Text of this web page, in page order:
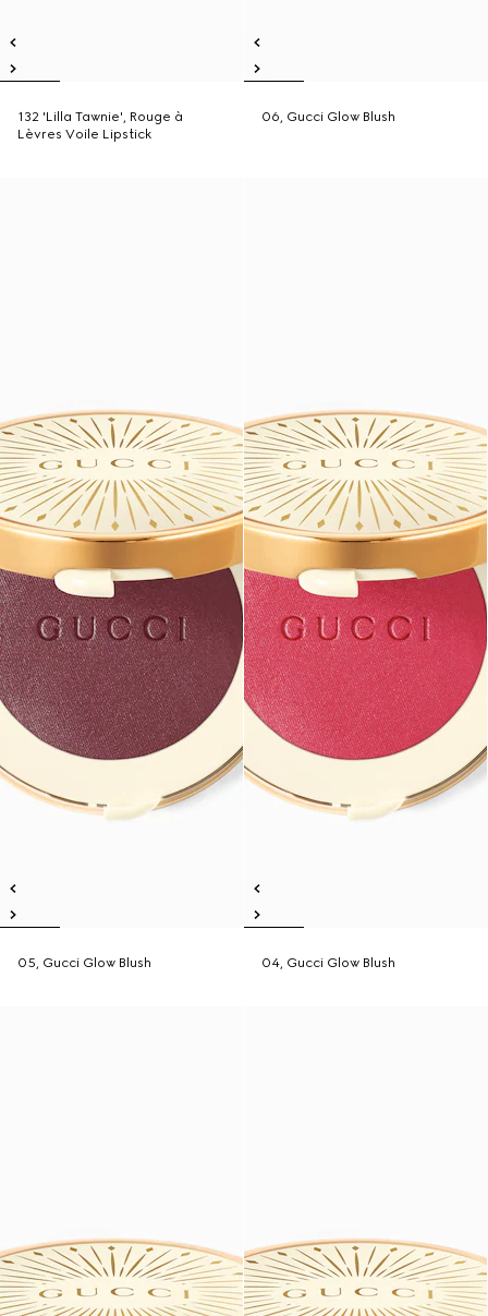
132 'Lilla Tawnie', Rouge à
Lèvres Voile Lipstick
06, Gucci Glow Blush
05, Gucci Glow Blush 04, Gucci Glow Blush